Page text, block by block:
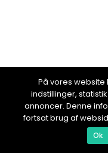
På vores website
indstillinger,
annoncer. Denne
fortsat brug af
Ok